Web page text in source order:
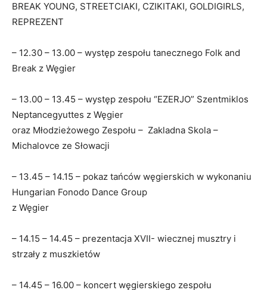
BREAK YOUNG, STREETCIAKI, CZIKITAKI, GOLDIGIRLS,
REPREZENT
– 12.30 – 13.00 – występ zespołu tanecznego Folk and
Break z Węgier
– 13.00 – 13.45 – występ zespołu “EZERJO” Szentmiklos
Neptancegyuttes z Węgier
oraz Młodzieżowego Zespołu – Zakladna Skola –
Michalovce ze Słowacji
– 13.45 – 14.15 – pokaz tańców węgierskich w wykonaniu
Hungarian Fonodo Dance Group
z Węgier
– 14.15 – 14.45 – prezentacja XVII- wiecznej musztry i
strzały z muszkietów
– 14.45 – 16.00 – koncert węgierskiego zespołu